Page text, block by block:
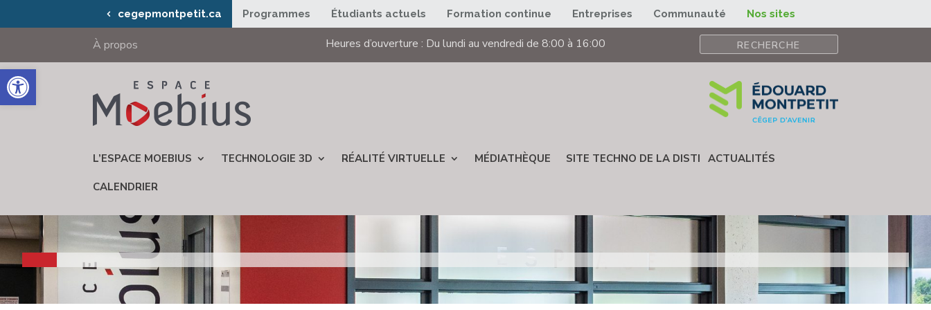
Ouvrir la barre d’outils
cegepmontpetit.ca Programmes Étudiants actuels Formation continue Entreprises Communauté Nos sites
À propos Heures d’ouverture : Du lundi au vendredi de 8:00 à 16:00
L’ESPACE MOEBIUS TECHNOLOGIE 3D RÉALITÉ VIRTUELLE MÉDIATHÈQUE SITE TECHNO DE LA DISTI ACTUALITÉS
CALENDRIER